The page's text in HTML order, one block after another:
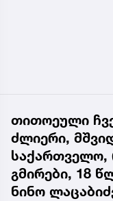
თითოეული
ძლიერი,
საქართველო,
გმირები, 18
ნინო